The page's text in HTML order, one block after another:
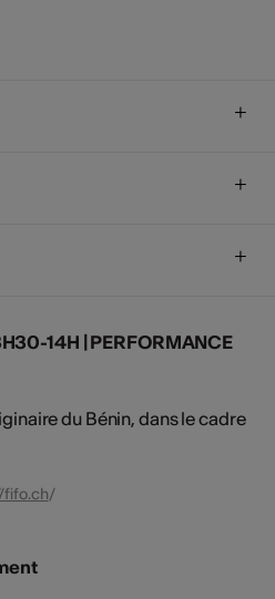
14H | PERFORMANCE
du Bénin, dans le cadre
/